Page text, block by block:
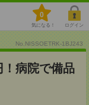
0
気になる！ ログイン
No.NISSOETRK-1BJ243
！病院で備品